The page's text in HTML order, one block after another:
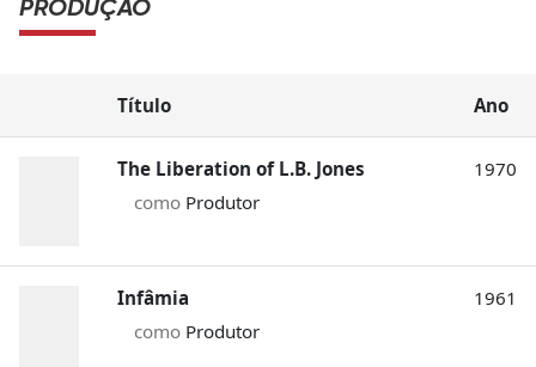
PRODUÇÃO
Título Ano
The Liberation of L.B. Jones
como Produtor
1970
Infâmia
como Produtor
1961